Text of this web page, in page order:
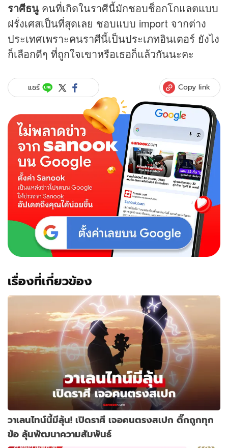
ราศีธนู คนที่เกิดในราศีนี้มักชอบช็อกโกแลตแบบ
ฝรั่งเศสเป็นที่สุดเลย ชอบแบบ import จากต่าง
ประเทศเพราะคนราศีนี้เป็นประเภทอินเตอร์ ยังไง
ก็เลือกดีๆ ที่ถูกใจเขาหรือเธอก็แล้วกันนะคะ
แชร์ Copy link
เรื่องที่เกี่ยวข้อง
วาเลนไทน์นี้มีลุ้น! เปิดราศี เจอคนตรงสเปก ติ๊กถูกทุก
ข้อ ลุ้นพัฒนาความสัมพันธ์